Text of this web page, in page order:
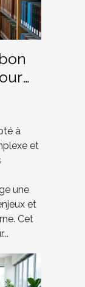
à
et
une
et
Cet